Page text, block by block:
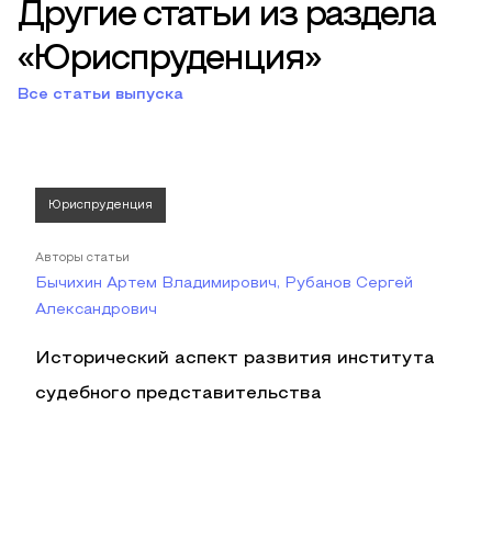
Другие статьи из раздела
«Юриспруденция»
Все статьи выпуска
Юриспруденция
Авторы статьи
Бычихин Артем Владимирович, Рубанов Сергей
Александрович
Исторический аспект развития института
судебного представительства